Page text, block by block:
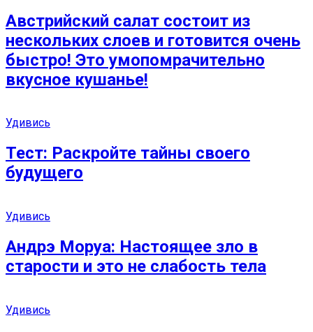
Австрийский салат состоит из
нескольких слоев и готовится очень
быстро! Это умопомрачительно
вкусное кушанье!
Удивись
Тест: Раскройте тайны своего
будущего
Удивись
Андрэ Моруа: Настоящее зло в
старости и это не слабость тела
Удивись